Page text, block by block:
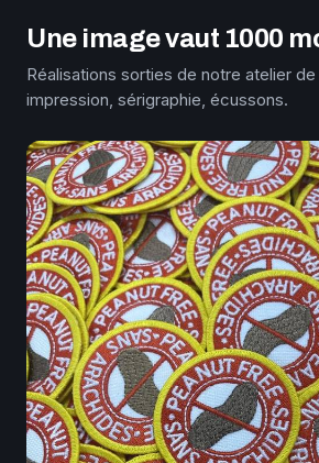
Une image vaut 1000
Réalisations sorties de notre atelier
impression, sérigraphie, écussons.